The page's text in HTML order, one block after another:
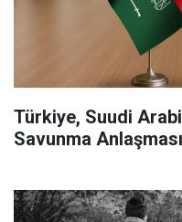
Türkiye, Suudi
Savunma